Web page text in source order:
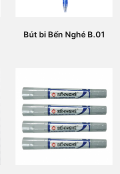
Bút bi Bến Nghé B.01